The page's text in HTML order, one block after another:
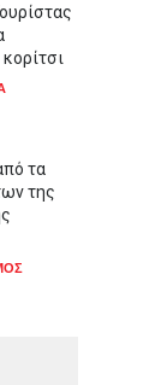
τα
της
Είναι